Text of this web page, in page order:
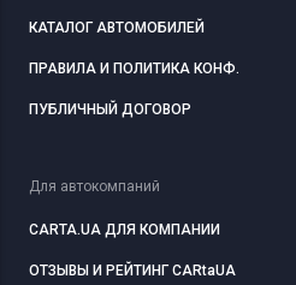
КАТАЛОГ АВТОМОБИЛЕЙ
ПРАВИЛА И ПОЛИТИКА КОНФ.
ПУБЛИЧНЫЙ ДОГОВОР
Для автокомпаний
CARTA.UA ДЛЯ КОМПАНИИ
ОТЗЫВЫ И РЕЙТИНГ CARtaUA